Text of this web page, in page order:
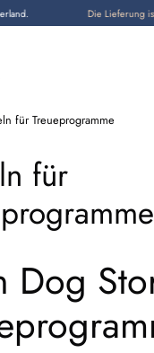
Die Lieferung ist
für Treueprogramme
für
Dog